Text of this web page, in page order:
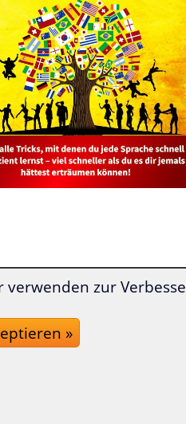
verwenden zur
»